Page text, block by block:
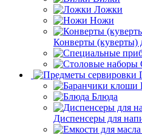
Ложки
Ножи
Конверты (куверты)
Блюда
Диспенсеры для